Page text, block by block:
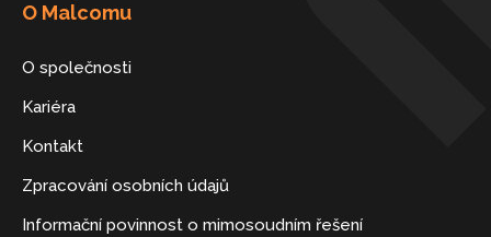
O Malcomu
O společnosti
Kariéra
Kontakt
Zpracování osobních údajů
Informační povinnost o mimosoudním řešení